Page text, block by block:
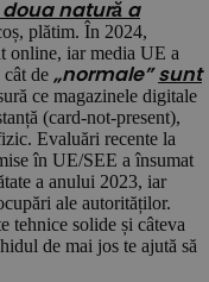
natură a
plătim. În 2024,
online, iar media UE a
de „normale”sunt
ce magazinele digitale
(card-not-present),
Evaluări recente la
în UE/SEE a însumat
a anului 2023, iar
ale autorităților.
tehnice solide și câteva
de mai jos te ajută să